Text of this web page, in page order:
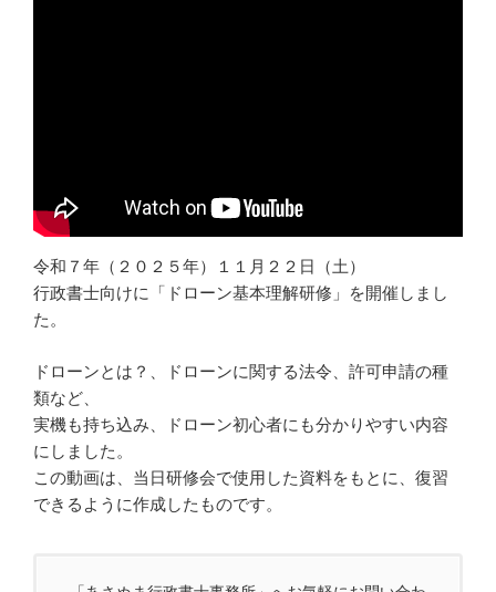
令和７年（２０２５年）１１月２２日（土）
行政書士向けに「ドローン基本理解研修」を開催しまし
た。
ドローンとは？、ドローンに関する法令、許可申請の種
類など、
実機も持ち込み、ドローン初心者にも分かりやすい内容
にしました。
この動画は、当日研修会で使用した資料をもとに、復習
できるように作成したものです。